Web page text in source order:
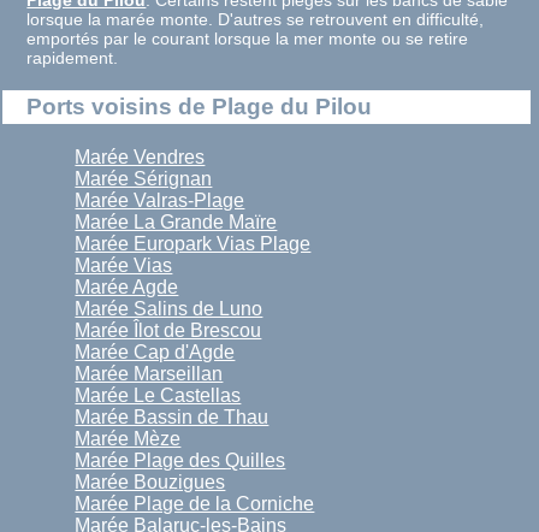
lorsque la marée monte. D'autres se retrouvent en difficulté,
emportés par le courant lorsque la mer monte ou se retire
rapidement.
Ports voisins de Plage du Pilou
Marée Vendres
Marée Sérignan
Marée Valras-Plage
Marée La Grande Maïre
Marée Europark Vias Plage
Marée Vias
Marée Agde
Marée Salins de Luno
Marée Îlot de Brescou
Marée Cap d'Agde
Marée Marseillan
Marée Le Castellas
Marée Bassin de Thau
Marée Mèze
Marée Plage des Quilles
Marée Bouzigues
Marée Plage de la Corniche
Marée Balaruc-les-Bains